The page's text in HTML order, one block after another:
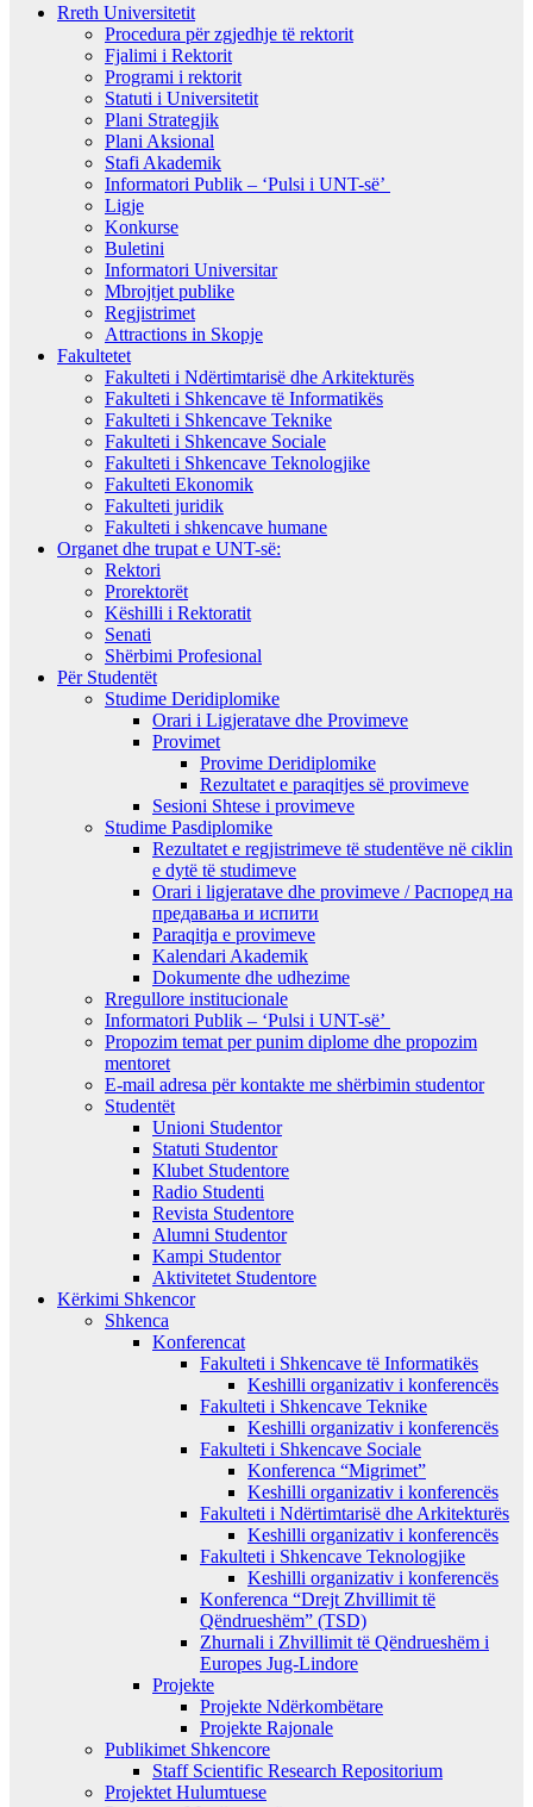
Rreth Universitetit
Procedura për zgjedhje të rektorit
Fjalimi i Rektorit
Programi i rektorit
Statuti i Universitetit
Plani Strategjik
Plani Aksional
Stafi Akademik
Informatori Publik – ‘Pulsi i UNT-së’
Ligje
Konkurse
Buletini
Informatori Universitar
Mbrojtjet publike
Regjistrimet
Attractions in Skopje
Fakultetet
Fakulteti i Ndërtimtarisë dhe Arkitekturës
Fakulteti i Shkencave të Informatikës
Fakulteti i Shkencave Teknike
Fakulteti i Shkencave Sociale
Fakulteti i Shkencave Teknologjike
Fakulteti Ekonomik
Fakulteti juridik
Fakulteti i shkencave humane
Organet dhe trupat e UNT-së:
Rektori
Prorektorët
Këshilli i Rektoratit
Senati
Shërbimi Profesional
Për Studentët
Studime Deridiplomike
Orari i Ligjeratave dhe Provimeve
Provimet
Provime Deridiplomike
Rezultatet e paraqitjes së provimeve
Sesioni Shtese i provimeve
Studime Pasdiplomike
Rezultatet e regjistrimeve të studentëve në ciklin
e dytë të studimeve
Orari i ligjeratave dhe provimeve / Распоред на
предавањa и испити
Paraqitja e provimeve
Kalendari Akademik
Dokumente dhe udhezime
Rregullore institucionale
Informatori Publik – ‘Pulsi i UNT-së’
Propozim temat per punim diplome dhe propozim
mentoret
E-mail adresa për kontakte me shërbimin studentor
Studentët
Unioni Studentor
Statuti Studentor
Klubet Studentore
Radio Studenti
Revista Studentore
Alumni Studentor
Kampi Studentor
Aktivitetet Studentore
Kërkimi Shkencor
Shkenca
Konferencat
Fakulteti i Shkencave të Informatikës
Keshilli organizativ i konferencës
Fakulteti i Shkencave Teknike
Keshilli organizativ i konferencës
Fakulteti i Shkencave Sociale
Konferenca “Migrimet”
Keshilli organizativ i konferencës
Fakulteti i Ndërtimtarisë dhe Arkitekturës
Keshilli organizativ i konferencës
Fakulteti i Shkencave Teknologjike
Keshilli organizativ i konferencës
Konferenca “Drejt Zhvillimit të
Qëndrueshëm” (TSD)
Zhurnali i Zhvillimit të Qëndrueshëm i
Europes Jug-Lindore
Projekte
Projekte Ndërkombëtare
Projekte Rajonale
Publikimet Shkencore
Staff Scientific Research Repositorium
Projektet Hulumtuese